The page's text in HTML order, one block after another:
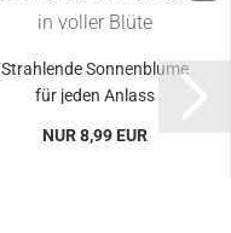
Strahlende Sonnenblume
für jeden Anlass
NUR 8,99 EUR